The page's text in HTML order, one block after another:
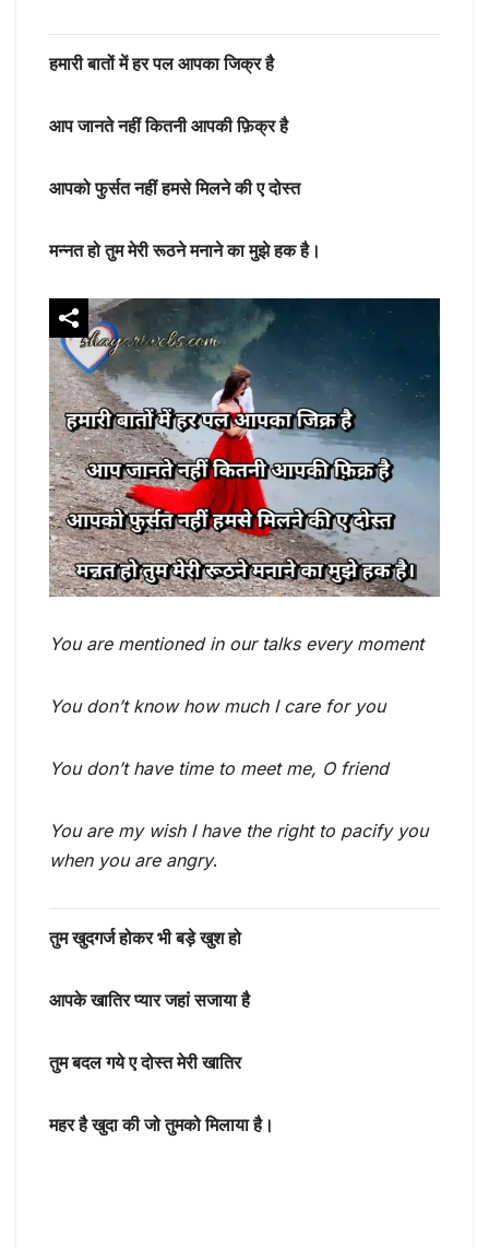
हमारी बातों में हर पल आपका जिक्र है
आप जानते नहीं कितनी आपकी फ़िक्र है
आपको फुर्सत नहीं हमसे मिलने की ए दोस्त
मन्नत हो तुम मेरी रूठने मनाने का मुझे हक है।
You are mentioned in our talks every moment
You don’t know how much I care for you
You don’t have time to meet me, O friend
You are my wish I have the right to pacify you
when you are angry.
तुम खुदगर्ज होकर भी बड़े खुश हो
आपके खातिर प्यार जहां सजाया है
तुम बदल गये ए दोस्त मेरी खातिर
महर है खुदा की जो तुमको मिलाया है।